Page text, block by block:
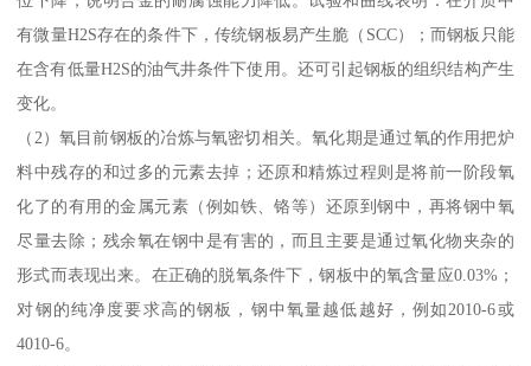
有微量H2S存在的条件下，传统钢板易产生脆（SCC）；而钢板只能
在含有低量H2S的油气井条件下使用。还可引起钢板的组织结构产生
变化。
（2）氧目前钢板的冶炼与氧密切相关。氧化期是通过氧的作用把炉
料中残存的和过多的元素去掉；还原和精炼过程则是将前一阶段氧
化了的有用的金属元素（例如铁、铬等）还原到钢中，再将钢中氧
尽量去除；残余氧在钢中是有害的，而且主要是通过氧化物夹杂的
形式而表现出来。在正确的脱氧条件下，钢板中的氧含量应0.03%；
对钢的纯净度要求高的钢板，钢中氧量越低越好，例如2010-6或
4010-6。